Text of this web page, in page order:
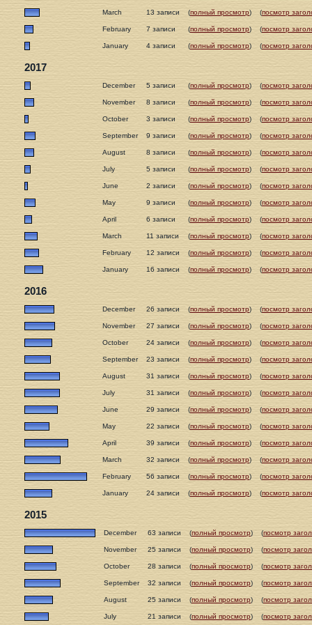
March 13 записи (полный просмотр) (посмотр
February 7 записи (полный просмотр) (посмотр
January 4 записи (полный просмотр) (посмотр
2017
December 5 записи (полный просмотр) (посмотр
November 8 записи (полный просмотр) (посмотр
October 3 записи (полный просмотр) (посмотр
September 9 записи (полный просмотр) (посмотр
August 8 записи (полный просмотр) (посмотр
July 5 записи (полный просмотр) (посмотр
June 2 записи (полный просмотр) (посмотр
May 9 записи (полный просмотр) (посмотр
April 6 записи (полный просмотр) (посмотр
March 11 записи (полный просмотр) (посмотр
February 12 записи (полный просмотр) (посмотр
January 16 записи (полный просмотр) (посмотр
2016
December 26 записи (полный просмотр) (посмотр
November 27 записи (полный просмотр) (посмотр
October 24 записи (полный просмотр) (посмотр
September 23 записи (полный просмотр) (посмотр
August 31 записи (полный просмотр) (посмотр
July 31 записи (полный просмотр) (посмотр
June 29 записи (полный просмотр) (посмотр
May 22 записи (полный просмотр) (посмотр
April 39 записи (полный просмотр) (посмотр
March 32 записи (полный просмотр) (посмотр
February 56 записи (полный просмотр) (посмотр
January 24 записи (полный просмотр) (посмотр
2015
December 63 записи (полный просмотр) (посмотр
November 25 записи (полный просмотр) (посмотр
October 28 записи (полный просмотр) (посмотр
September 32 записи (полный просмотр) (посмотр
August 25 записи (полный просмотр) (посмотр
July 21 записи (полный просмотр) (посмотр